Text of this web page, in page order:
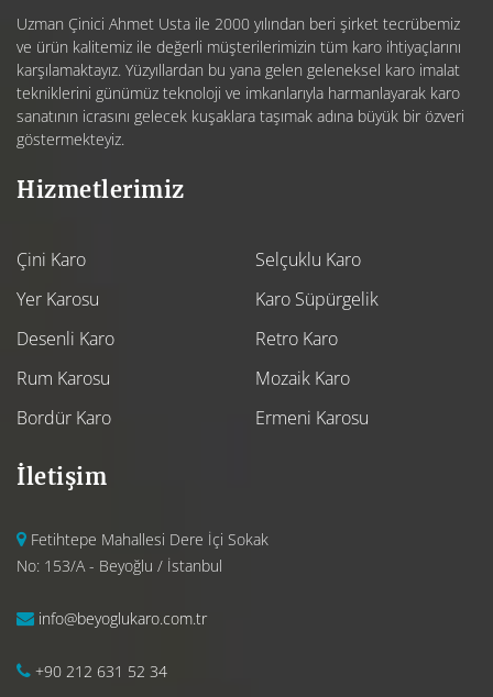
Uzman Çinici Ahmet Usta ile 2000 yılından beri şirket tecrübemiz
ve ürün kalitemiz ile değerli müşterilerimizin tüm karo ihtiyaçlarını
karşılamaktayız. Yüzyıllardan bu yana gelen geleneksel karo imalat
tekniklerini günümüz teknoloji ve imkanlarıyla harmanlayarak karo
sanatının icrasını gelecek kuşaklara taşımak adına büyük bir özveri
göstermekteyiz.
Hizmetlerimiz
Çini Karo
Yer Karosu
Desenli Karo
Rum Karosu
Bordür Karo
Selçuklu Karo
Karo Süpürgelik
Retro Karo
Mozaik Karo
Ermeni Karosu
İletişim
Fetihtepe Mahallesi Dere İçi Sokak
No: 153/A - Beyoğlu / İstanbul
info@beyoglukaro.com.tr
+90 212 631 52 34